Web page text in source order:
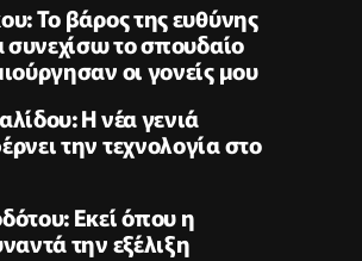
Το βάρος της ευθύνης
συνεχίσω το σπουδαίο
οι γονείς μου
Η νέα γενιά
την τεχνολογία στο
Εκεί όπου η
την εξέλιξη